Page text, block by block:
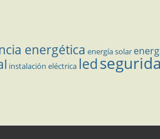
energética energía solar
instalación eléctrica led